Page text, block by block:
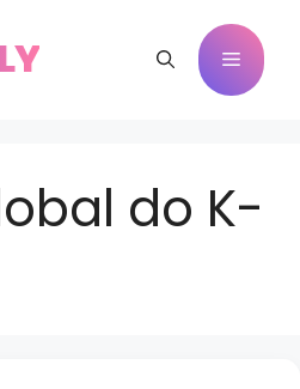
Menu
do K-